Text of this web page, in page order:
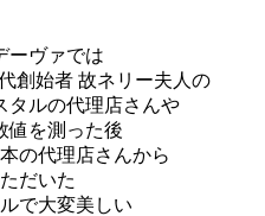
ーヴァでは
創始者 故ネリー夫人の
タルの代理店さんや
値を測った後
の代理店さんから
だいた
で大変美しい